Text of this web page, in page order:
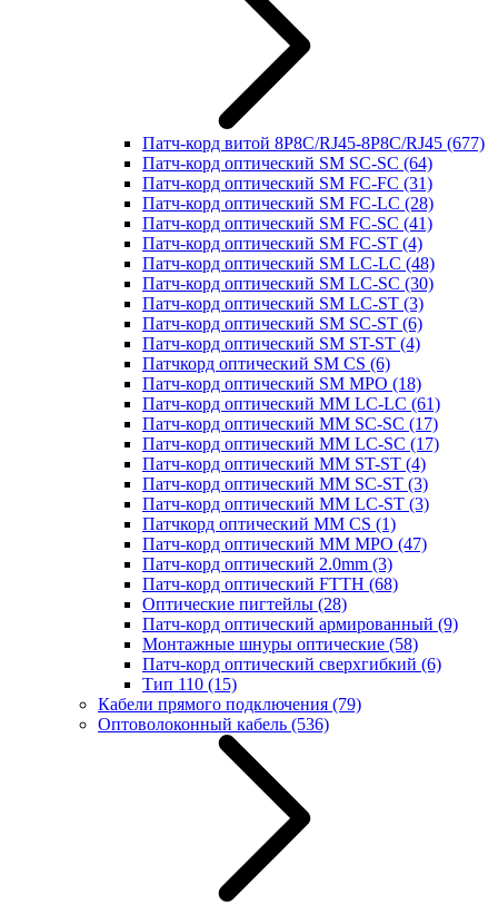
Патч-корд витой 8P8C/RJ45-8P8C/RJ45 (677)
Патч-корд оптический SM SC-SC (64)
Патч-корд оптический SM FC-FC (31)
Патч-корд оптический SM FC-LC (28)
Патч-корд оптический SM FC-SC (41)
Патч-корд оптический SM FC-ST (4)
Патч-корд оптический SM LC-LC (48)
Патч-корд оптический SM LC-SC (30)
Патч-корд оптический SM LC-ST (3)
Патч-корд оптический SM SC-ST (6)
Патч-корд оптический SM ST-ST (4)
Патчкорд оптический SM CS (6)
Патч-корд оптический SM MPO (18)
Патч-корд оптический MM LC-LC (61)
Патч-корд оптический MM SC-SC (17)
Патч-корд оптический MM LC-SC (17)
Патч-корд оптический MM ST-ST (4)
Патч-корд оптический MM SC-ST (3)
Патч-корд оптический MM LC-ST (3)
Патчкорд оптический MM CS (1)
Патч-корд оптический MM MPO (47)
Патч-корд оптический 2.0mm (3)
Патч-корд оптический FTTH (68)
Оптические пигтейлы (28)
Патч-корд оптический армированный (9)
Монтажные шнуры оптические (58)
Патч-корд оптический сверхгибкий (6)
Тип 110 (15)
Кабели прямого подключения (79)
Оптоволоконный кабель (536)